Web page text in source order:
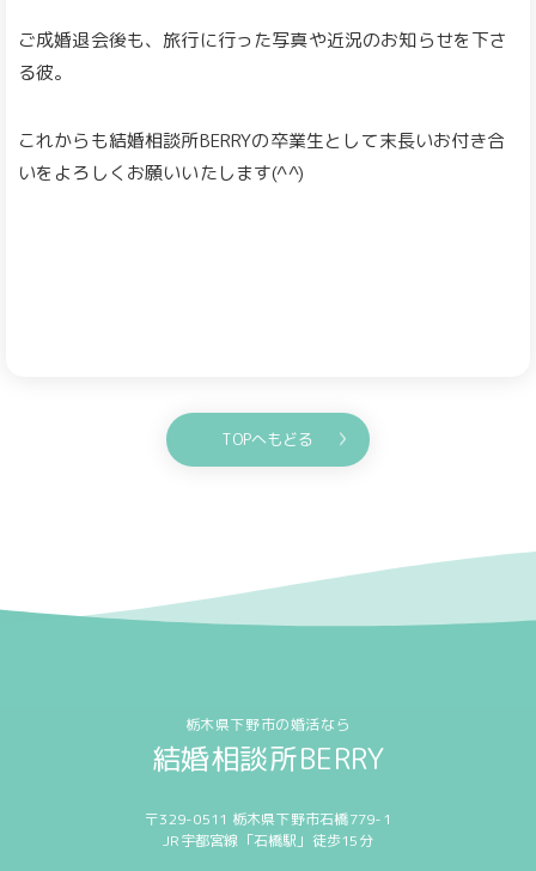
ご成婚退会後も、旅行に行った写真や近況のお知らせを下さ
る彼。
これからも結婚相談所BERRYの卒業生として末長いお付き合
いをよろしくお願いいたします(^^)
TOPへもどる
栃木県下野市の婚活なら
結婚相談所BERRY
〒329-0511 栃木県下野市石橋779-1
JR宇都宮線「石橋駅」徒歩15分